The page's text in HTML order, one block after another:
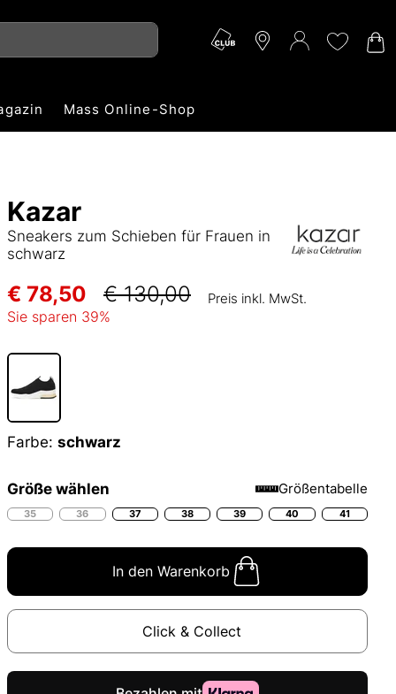
Mass Online-Shop
Kazar
Sneakers zum Schieben für Frauen in
schwarz
€ 78,50 € 130,00 Preis inkl. MwSt.
Sie sparen 39%
Farbe: schwarz
Größe wählen Größentabelle
35 36 37 38 39 40 41
In den Warenkorb
Click & Collect